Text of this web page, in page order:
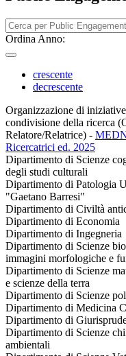
Ordina Anno:
crescente
decrescente
Organizzazione di
condivisione della ricerca
Relatore/Relatrice) -
Ricercatrici ed. 2025
Dipartimento di Scienze
degli studi culturali
Dipartimento di Patologia
"Gaetano Barresi"
Dipartimento di Civiltà
Dipartimento di Economia
Dipartimento di Ingegneria
Dipartimento di Scienze
immagini morfologiche e
Dipartimento di Scienze
e scienze della terra
Dipartimento di Scienze
Dipartimento di Medicina
Dipartimento di
Dipartimento di Scienze
ambientali